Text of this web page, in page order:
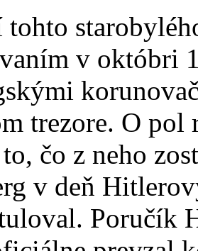
tohto
v októbri
trezore. O pol
čo z neho
v deň
Poručík